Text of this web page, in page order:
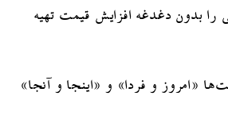
را بدون دغدغه افزایش قیمت تهیه
«امروز و فردا» و «اینجا و آنجا»